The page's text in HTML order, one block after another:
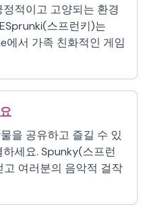
적이고 고양되는 환경
스프런키)는
에서 가족 친화적인 게임
을 공유하고 즐길 수 있
세요. Spunky(스프런
여러분의 음악적 걸작